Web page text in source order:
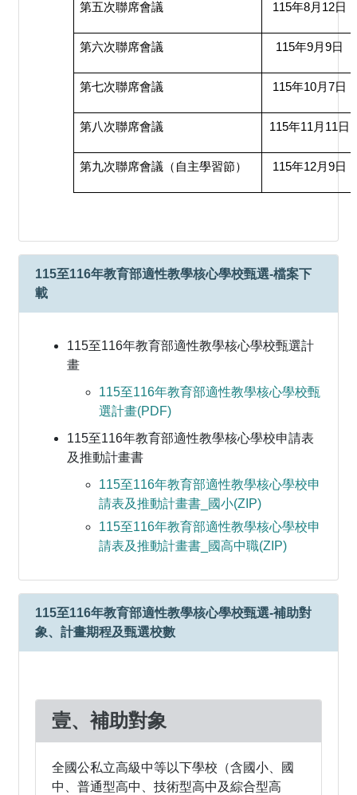
第五次聯席會議 115年8月12日
第六次聯席會議 115年9月9日
第七次聯席會議 115年10月7日
第八次聯席會議 115年11月11日
第九次聯席會議（自主學習節） 115年12月9日
115至116年教育部適性教學核心學校甄選-檔案下
載
115至116年教育部適性教學核心學校甄選計
畫
115至116年教育部適性教學核心學校甄
選計畫(PDF)
115至116年教育部適性教學核心學校申請表
及推動計畫書
115至116年教育部適性教學核心學校申
請表及推動計畫書_國小(ZIP)
115至116年教育部適性教學核心學校申
請表及推動計畫書_國高中職(ZIP)
115至116年教育部適性教學核心學校甄選-補助對
象、計畫期程及甄選校數
壹、補助對象
全國公私立高級中等以下學校（含國小、國
中、普通型高中、技術型高中及綜合型高